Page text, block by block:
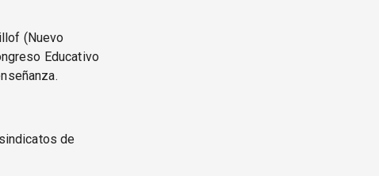
(Nuevo
Educativo
de